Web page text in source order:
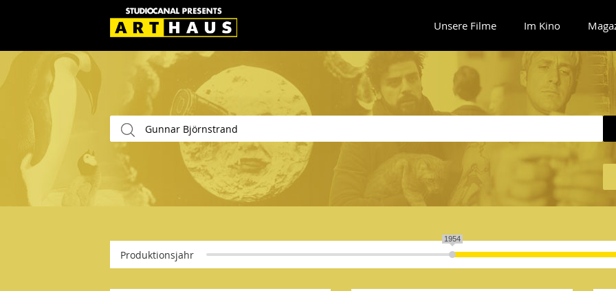
Unsere Filme Im Kino
Produktionsjahr
1954